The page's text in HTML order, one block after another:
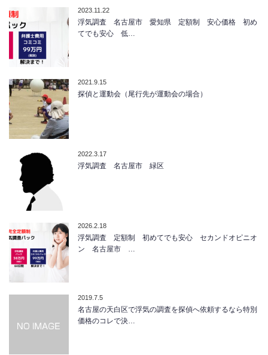
2023.11.22
浮気調査 名古屋市 愛知県 定額制 安心価格 初め
てでも安心 低…
2021.9.15
探偵と運動会（尾行先が運動会の場合）
2022.3.17
浮気調査 名古屋市 緑区
2026.2.18
浮気調査 定額制 初めてでも安心 セカンドオピニオ
ン 名古屋市 …
2019.7.5
名古屋の天白区で浮気の調査を探偵へ依頼するなら特別
価格のコレで決…